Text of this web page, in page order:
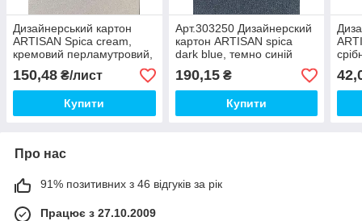
Дизайнерський картон
ARTISAN Spica cream,
кремовий перламутровий,
3000 гр/м2
150,48 ₴/лист
Купити
Арт.303250 Дизайнерский
картон ARTISAN spica
dark blue, темно синій
перламутровий, 250 гр/м2
190,15₴
Купити
120
Про нас
91% позитивних з 46 відгуків за рік
Працює з 27.10.2009